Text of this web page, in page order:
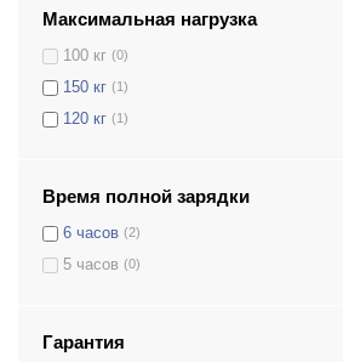
Максимальная нагрузка
100 кг (0)
150 кг (1)
120 кг (1)
Время полной зарядки
6 часов (2)
5 часов (0)
Гарантия